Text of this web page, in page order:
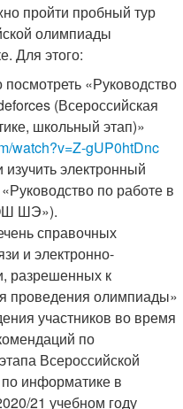
пройти пробный тур
олимпиады
Для этого:
«Руководство
(Всероссийская
школьный этап)»
watch?v=Z-gUP0htDnc
изучить электронный
по работе в
ШЭ»).
справочных
и электронно-
разрешенных к
проведения олимпиады»
участников во время
по
Всероссийской
информатике в
21 учебном году